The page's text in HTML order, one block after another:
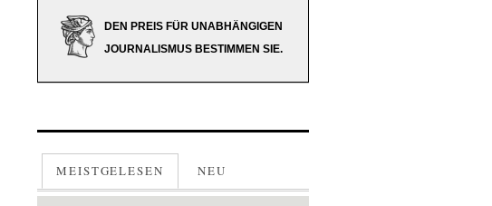
DEN PREIS FÜR UNABHÄNGIGEN
JOURNALISMUS BESTIMMEN SIE.
MEISTGELESEN NEU